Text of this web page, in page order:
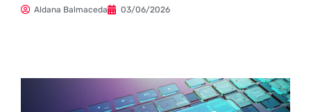
Aldana Balmaceda 03/06/2026